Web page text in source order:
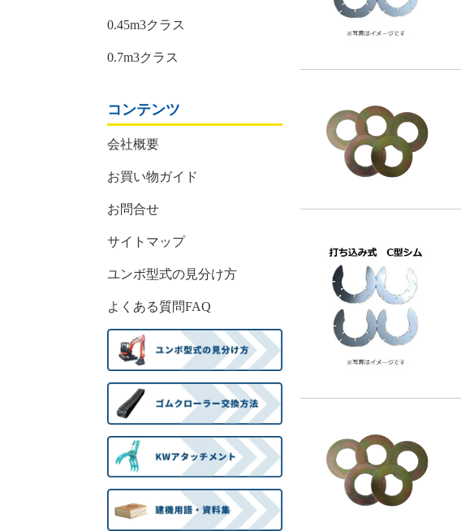
0.45m3クラス
0.7m3クラス
コンテンツ
会社概要
お買い物ガイド
お問合せ
サイトマップ
ユンボ型式の見分け方
よくある質問FAQ